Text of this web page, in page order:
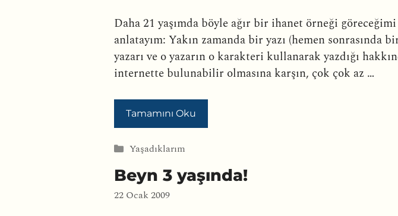
Daha 21 yaşımda böyle ağır bir ihanet örneği
anlatayım: Yakın zamanda bir yazı (hemen
yazarı ve o yazarın o karakteri kullanarak yazdığı
internette bulunabilir olmasına karşın, çok çok az …
Tamamını Oku
Kategoriler
Yaşadıklarım
Beyn 3 yaşında!
22 Ocak 2009